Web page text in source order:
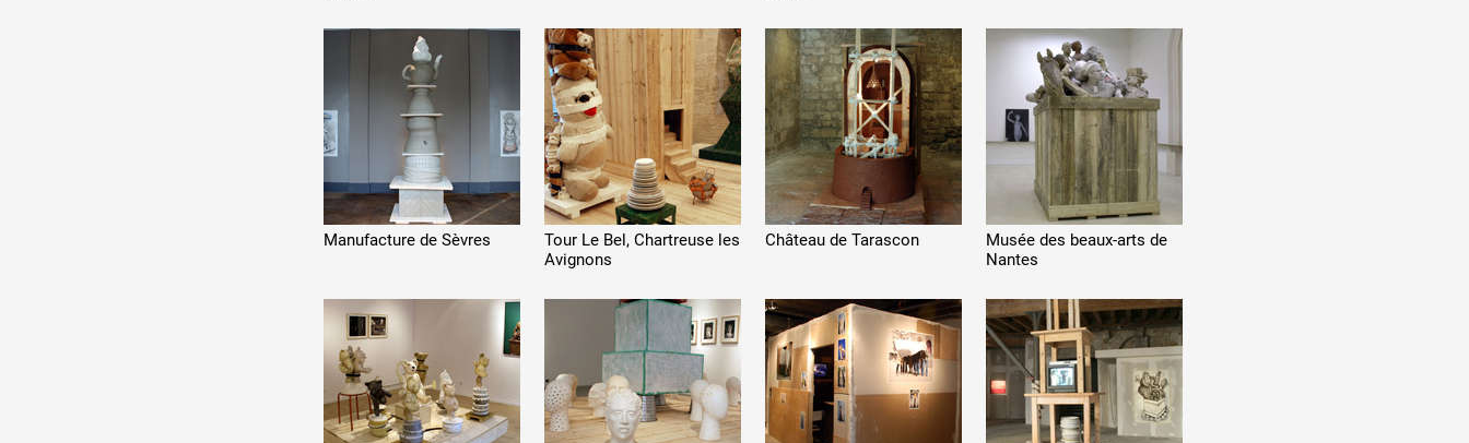
Manufacture de Sèvres
Tour Le Bel, Chartreuse les
Avignons
Château de Tarascon
Musée des beaux-arts de
Nantes